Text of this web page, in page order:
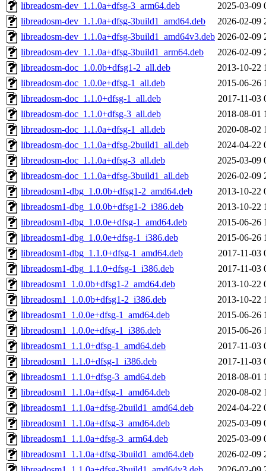
libreadosm-dev_1.1.0a+dfsg-3_arm64.deb
2025-03-09
libreadosm-dev_1.1.0a+dfsg-3build1_amd64.deb
2026-02-09
libreadosm-dev_1.1.0a+dfsg-3build1_amd64v3.deb 2026-02-09
libreadosm-dev_1.1.0a+dfsg-3build1_arm64.deb
2026-02-09
libreadosm-doc_1.0.0b+dfsg1-2_all.deb
2013-10-22
libreadosm-doc_1.0.0e+dfsg-1_all.deb
2015-06-26
libreadosm-doc_1.1.0+dfsg-1_all.deb
2017-11-03
libreadosm-doc_1.1.0+dfsg-3_all.deb
2018-08-01
libreadosm-doc_1.1.0a+dfsg-1_all.deb
2020-08-02
libreadosm-doc_1.1.0a+dfsg-2build1_all.deb
2024-04-22
libreadosm-doc_1.1.0a+dfsg-3_all.deb
2025-03-09
libreadosm-doc_1.1.0a+dfsg-3build1_all.deb
2026-02-09
libreadosm1-dbg_1.0.0b+dfsg1-2_amd64.deb
2013-10-22
libreadosm1-dbg_1.0.0b+dfsg1-2_i386.deb
2013-10-22
libreadosm1-dbg_1.0.0e+dfsg-1_amd64.deb
2015-06-26
libreadosm1-dbg_1.0.0e+dfsg-1_i386.deb
2015-06-26
libreadosm1-dbg_1.1.0+dfsg-1_amd64.deb
2017-11-03
libreadosm1-dbg_1.1.0+dfsg-1_i386.deb
2017-11-03
libreadosm1_1.0.0b+dfsg1-2_amd64.deb
2013-10-22
libreadosm1_1.0.0b+dfsg1-2_i386.deb
2013-10-22
libreadosm1_1.0.0e+dfsg-1_amd64.deb
2015-06-26
libreadosm1_1.0.0e+dfsg-1_i386.deb
2015-06-26
libreadosm1_1.1.0+dfsg-1_amd64.deb
2017-11-03
libreadosm1_1.1.0+dfsg-1_i386.deb
2017-11-03
libreadosm1_1.1.0+dfsg-3_amd64.deb
2018-08-01
libreadosm1_1.1.0a+dfsg-1_amd64.deb
2020-08-02
libreadosm1_1.1.0a+dfsg-2build1_amd64.deb
2024-04-22
libreadosm1_1.1.0a+dfsg-3_amd64.deb
2025-03-09
libreadosm1_1.1.0a+dfsg-3_arm64.deb
2025-03-09
libreadosm1_1.1.0a+dfsg-3build1_amd64.deb
2026-02-09